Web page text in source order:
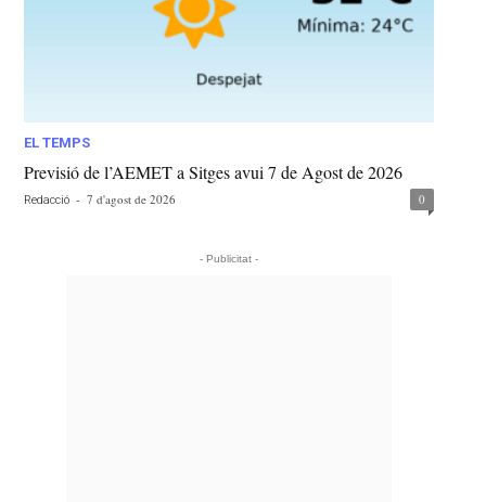
EL TEMPS
Previsió de l’AEMET a Sitges avui 7 de Agost de 2026
Redacció - 7 d'agost de 2026 0
- Publicitat -